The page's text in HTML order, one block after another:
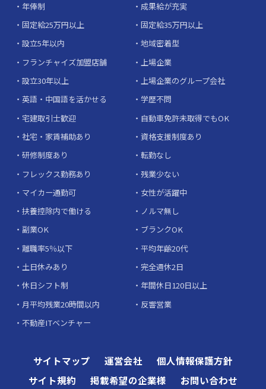
年俸制
成果給が充実
固定給25万円以上
固定給35万円以上
設立5年以内
地域密着型
フランチャイズ加盟店舗
上場企業
設立30年以上
上場企業のグループ会社
英語・中国語を活かせる
学歴不問
宅建取引士歓迎
自動車免許未取得でもOK
社宅・家賃補助あり
資格支援制度あり
研修制度あり
転勤なし
フレックス勤務あり
残業少ない
マイカー通勤可
女性が活躍中
扶養控除内で働ける
ノルマ無し
副業OK
ブランクOK
離職率5％以下
平均年齢20代
土日休みあり
完全週休2日
休日シフト制
年間休日120日以上
月平均残業20時間以内
反響営業
不動産ITベンチャー
サイトマップ 運営会社
個人情報保護方針
サイト規約
掲載希望の企業様 お問い合わせ